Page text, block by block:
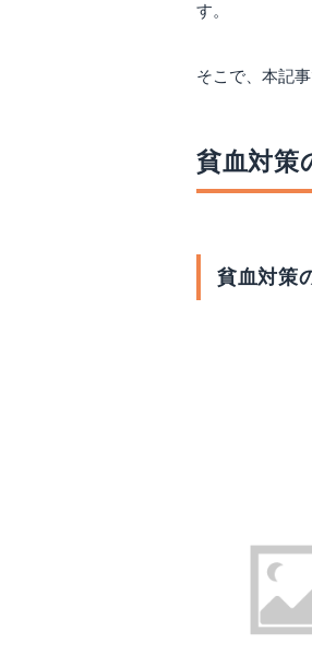
す。
そこで、本記
貧血対策
貧血対策